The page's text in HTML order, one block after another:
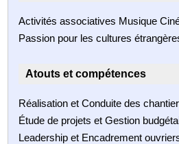
Activités associatives Musique
Passion pour les cultures
Atouts et compétences
Réalisation et Conduite des
Étude de projets et Gestion
Leadership et Encadrement